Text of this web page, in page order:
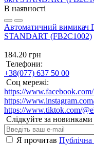
В наявності
Автоматичний
STANDART (FB2C1002)
184.20 грн
Телефони:
+38(077) 637 50 00
Соц мережі:
https://
https://
https://www.tiktok.com/
Слідкуйте за новинками
Я прочитав